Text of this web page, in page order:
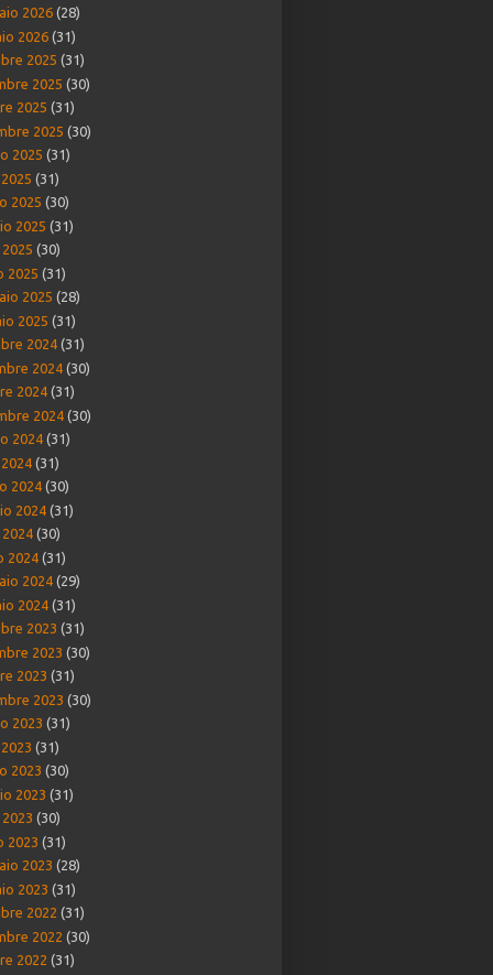
2026 (28)
2026 (31)
2025 (31)
2025 (30)
2025 (31)
2025 (30)
2025 (31)
(31)
2025 (30)
2025 (31)
(30)
2025 (31)
2025 (28)
2025 (31)
2024 (31)
2024 (30)
2024 (31)
2024 (30)
2024 (31)
(31)
2024 (30)
2024 (31)
(30)
2024 (31)
2024 (29)
2024 (31)
2023 (31)
2023 (30)
2023 (31)
2023 (30)
2023 (31)
(31)
2023 (30)
2023 (31)
(30)
2023 (31)
2023 (28)
2023 (31)
2022 (31)
2022 (30)
2022 (31)